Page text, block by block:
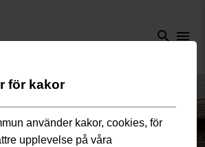
search menu
för kakor
använder kakor, cookies, för
upplevelse på våra